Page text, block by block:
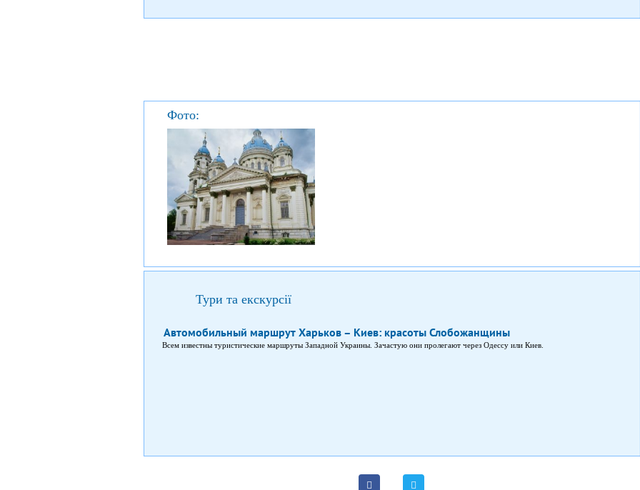
Фото:
Тури та екскурсії
Автомобильный маршрут Харьков – Киев: красоты Слобожанщины
Всем известны туристические маршруты Западной Украины. Зачастую они пролегают через Одессу или Киев.